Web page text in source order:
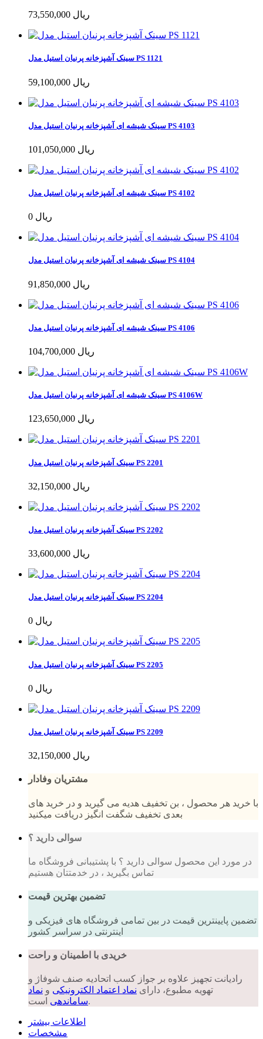
73,550,000 ریال
سینک آشپزخانه پرنیان استیل مدل PS 1121
59,100,000 ریال
سینک شیشه ای آشپزخانه پرنیان استیل مدل PS 4103
101,050,000 ریال
سینک شیشه ای آشپزخانه پرنیان استیل مدل PS 4102
0 ریال
سینک شیشه ای آشپزخانه پرنیان استیل مدل PS 4104
91,850,000 ریال
سینک شیشه ای آشپزخانه پرنیان استیل مدل PS 4106
104,700,000 ریال
سینک شیشه ای آشپزخانه پرنیان استیل مدل PS 4106W
123,650,000 ریال
سینک آشپزخانه پرنیان استیل مدل PS 2201
32,150,000 ریال
سینک آشپزخانه پرنیان استیل مدل PS 2202
33,600,000 ریال
سینک آشپزخانه پرنیان استیل مدل PS 2204
0 ریال
سینک آشپزخانه پرنیان استیل مدل PS 2205
0 ریال
سینک آشپزخانه پرنیان استیل مدل PS 2209
32,150,000 ریال
مشتریان وفادار
با خرید هر محصول ، بن تخفیف هدیه می گیرید و در خرید های
بعدی تخفیف شگفت انگیز دریافت میکنید
سوالی دارید ؟
در مورد این محصول سوالی دارید ؟ با پشتیبانی فروشگاه ما
تماس بگیرید ، در خدمتتان هستیم
تضمین بهترین قیمت
تضمین پایینترین قیمت در بین تمامی فروشگاه های فیزیکی و
اینترنتی در سراسر کشور
خریدی با اطمینان و راحت
رادیانت تجهیز علاوه بر جواز کسب اتحادیه صنف شوفاژ و
تهویه مطبوع، دارای نماد اعتماد الکترونیکی و نماد
ساماندهیاست.
اطلاعات بیشتر
مشخصات